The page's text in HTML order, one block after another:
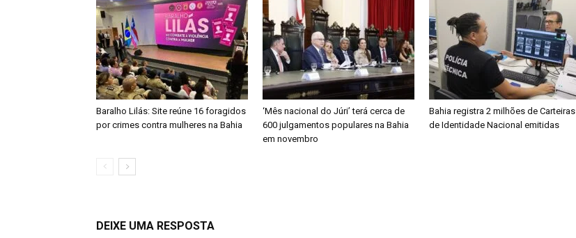
Baralho Lilás: Site reúne 16 foragidos
por crimes contra mulheres na Bahia
‘Mês nacional do Júri’ terá cerca de
600 julgamentos populares na Bahia
em novembro
Bahia registra 2 milhões de Carteiras
de Identidade Nacional emitidas
DEIXE UMA RESPOSTA